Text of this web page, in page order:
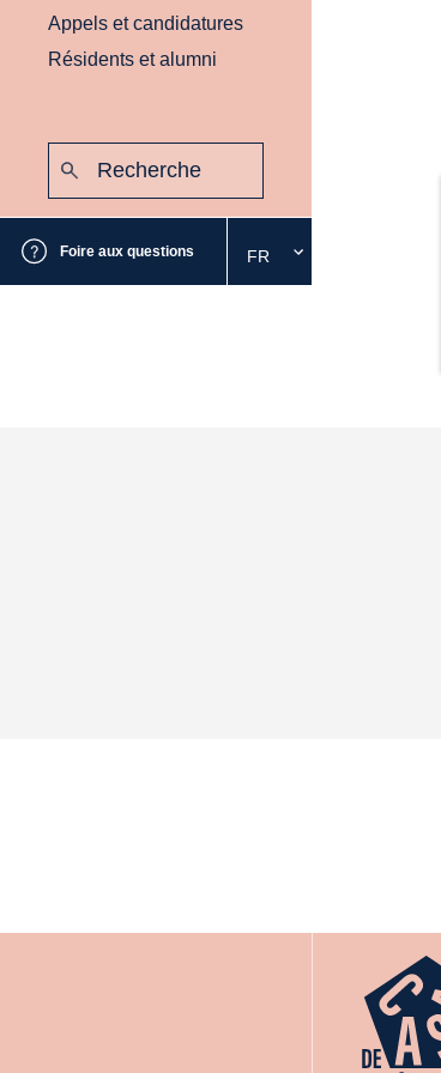
Appels et candidatures
Résidents et alumni
Foire aux questions
Sélectionnez
la
FR